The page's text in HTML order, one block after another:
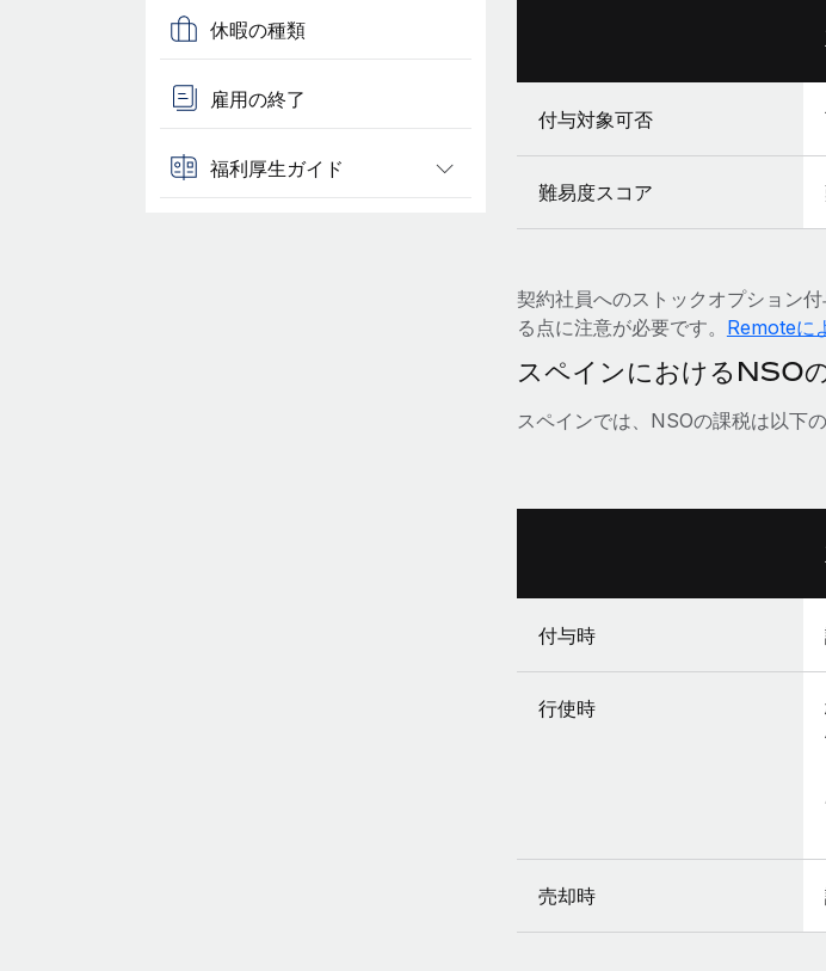
休暇の種類
雇用の終了
福利厚生ガイド
付与対象可否
難易度スコア
契約社員へのストックオプション
る点に注意が必要です。 Remoteに
スペインにおけるNSO
スペインでは、NSOの課税は以下の
付与時
行使時
売却時